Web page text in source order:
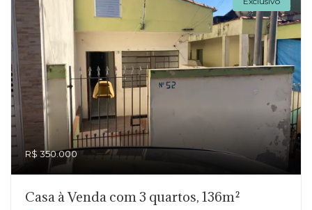
R$ 350.000
Casa à Venda com 3 quartos, 136m²